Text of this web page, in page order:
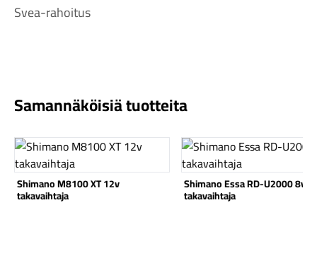
Komponentit
Svea-rahoitus
Samannäköisiä tuotteita
Katso tuote
Shimano M8100 XT 12v
takavaihtaja
Katso tuote
Shimano Essa RD-U2000 8v
takavaihtaja